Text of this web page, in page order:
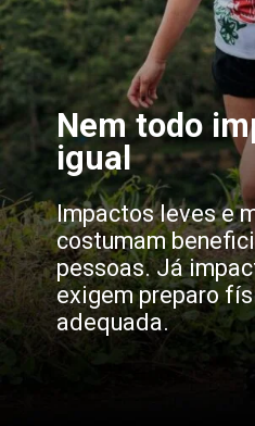
Impactos leves e
costumam
pessoas. Já
exigem preparo
adequada.
Nem todo
igual